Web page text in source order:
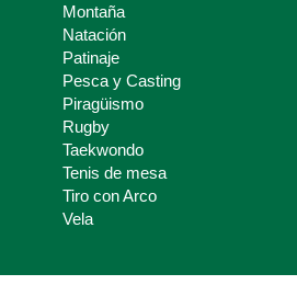
Montaña
Natación
Patinaje
Pesca y Casting
Piragüismo
Rugby
Taekwondo
Tenis de mesa
Tiro con Arco
Vela